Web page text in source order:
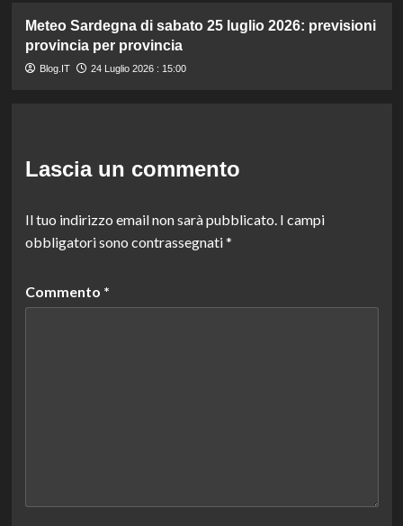
Meteo Sardegna di sabato 25 luglio 2026: previsioni
provincia per provincia
Blog.IT 24 Luglio 2026 : 15:00
Lascia un commento
Il tuo indirizzo email non sarà pubblicato. I campi
obbligatori sono contrassegnati*
Commento *